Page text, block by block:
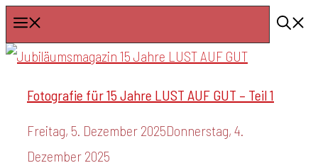
Zum
Inhalt
springen
Fotografie für 15 Jahre LUST AUF GUT – Teil 1
Freitag, 5. Dezember 2025Donnerstag, 4.
Dezember 2025